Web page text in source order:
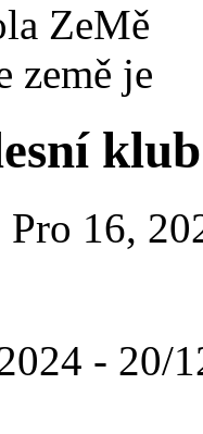
ZeMě
země je
Pro 16,
- 20/